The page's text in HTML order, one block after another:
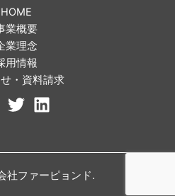
HOME
業概要
業理念
用情報
・資料請求
社ファーピョンド.